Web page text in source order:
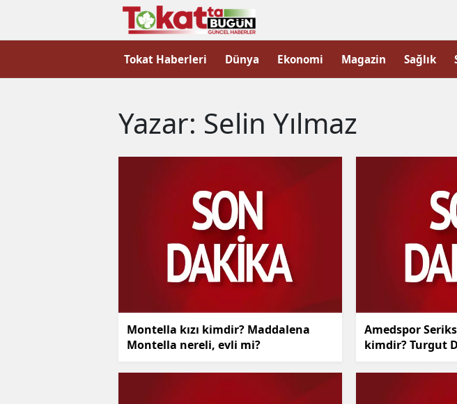
Tokat Haberleri Dünya Ekonomi Magazin Sağlık
Yazar: Selin Yılmaz
Montella kızı kimdir? Maddalena
Montella nereli, evli mi?
Amedspor
kimdir? Turgut